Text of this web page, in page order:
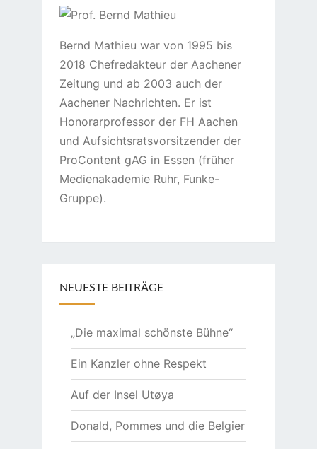
Bernd Mathieu war von 1995 bis
2018 Chefredakteur der Aachener
Zeitung und ab 2003 auch der
Aachener Nachrichten. Er ist
Honorarprofessor der FH Aachen
und Aufsichtsratsvorsitzender der
ProContent gAG in Essen (früher
Medienakademie Ruhr, Funke-
Gruppe).
NEUESTE BEITRÄGE
„Die maximal schönste Bühne“
Ein Kanzler ohne Respekt
Auf der Insel Utøya
Donald, Pommes und die Belgier